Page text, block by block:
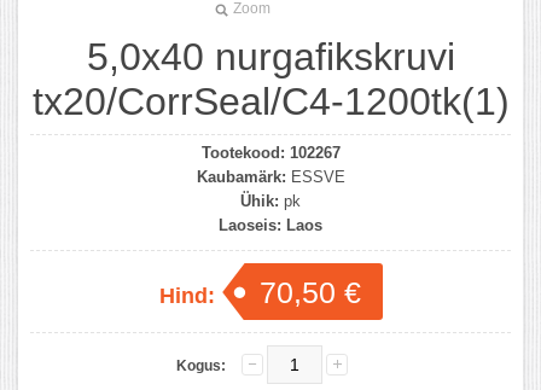
Zoom
5,0x40 nurgafikskruvi
tx20/CorrSeal/C4-1200tk(1)
Tootekood: 102267
Kaubamärk: ESSVE
Ühik: pk
Laoseis: Laos
Hind: 70,50 €
Kogus: